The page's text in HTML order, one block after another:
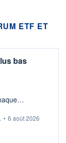
ETF ET
bas
• 6 août 2026